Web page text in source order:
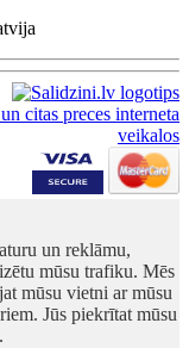
un reklāmu,
mūsu trafiku. Mēs
mūsu vietni ar mūsu
Jūs piekrītat mūsu